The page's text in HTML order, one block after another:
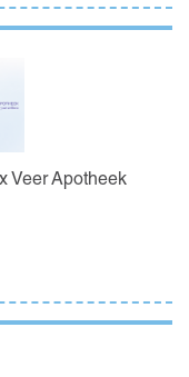
Veer Apotheek